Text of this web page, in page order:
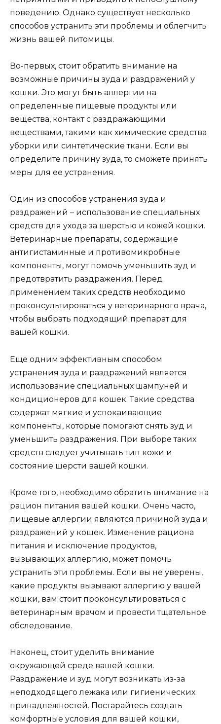
поведению. Однако существует несколько
способов устранить эти проблемы и облегчить
жизнь вашей питомицы.
Во-первых, стоит обратить внимание на
возможные причины зуда и раздражений у
кошки. Это могут быть аллергии на
определенные пищевые продукты или
вещества, контакт с раздражающими
веществами, такими как химические средства
уборки или синтетические ткани. Если вы
определите причину зуда, то сможете принять
меры для ее устранения.
Один из способов устранения зуда и
раздражений – использование специальных
средств для ухода за шерстью и кожей кошки.
Ветеринарные препараты, содержащие
антигистаминные и противомикробные
компоненты, могут помочь уменьшить зуд и
предотвратить раздражения. Перед
применением таких средств необходимо
проконсультироваться у ветеринарного врача,
чтобы выбрать подходящий препарат для
вашей кошки.
Еще одним эффективным способом
устранения зуда и раздражений является
использование специальных шампуней и
кондиционеров для кошек. Такие средства
содержат мягкие и успокаивающие
компоненты, которые помогают снять зуд и
уменьшить раздражения. При выборе таких
средств следует учитывать тип кожи и
состояние шерсти вашей кошки.
Кроме того, необходимо обратить внимание на
рацион питания вашей кошки. Очень часто,
пищевые аллергии являются причиной зуда и
раздражений у кошек. Изменение рациона
питания и исключение продуктов,
вызывающих аллергию, может помочь
устранить эти проблемы. Если вы не уверены,
какие продукты вызывают аллергию у вашей
кошки, вам стоит проконсультироваться с
ветеринарным врачом и провести тщательное
обследование.
Наконец, стоит уделить внимание
окружающей среде вашей кошки.
Раздражение и зуд могут возникать из-за
неподходящего лежака или гигиенических
принадлежностей. Постарайтесь создать
комфортные условия для вашей кошки,